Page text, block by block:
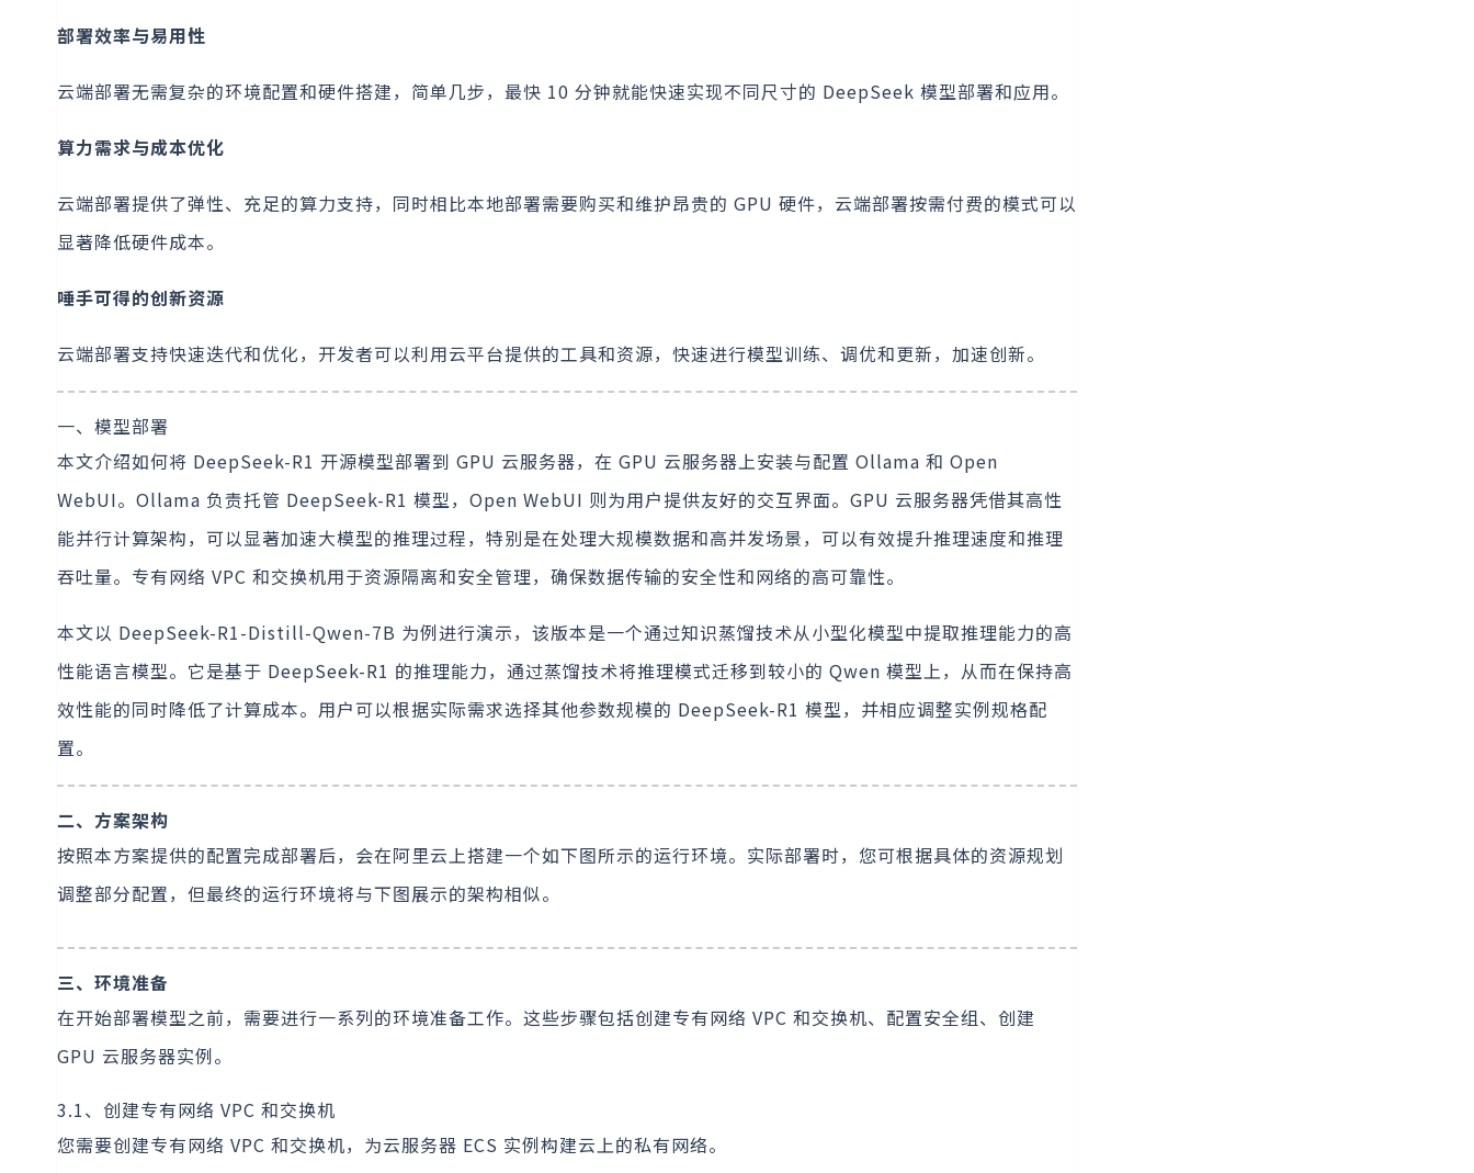
部署效率与易用性
云端部署无需复杂的环境配置和硬件搭建，简单几步，最快 10 分钟就能快速实现不同尺寸的 DeepSeek 模型部署和应用。
算力需求与成本优化
云端部署提供了弹性、充足的算力支持，同时相比本地部署需要购买和维护昂贵的 GPU 硬件，云端部署按需付费的模式可以
显著降低硬件成本。
唾手可得的创新资源
云端部署支持快速迭代和优化，开发者可以利用云平台提供的工具和资源，快速进行模型训练、调优和更新，加速创新。
一、模型部署
本文介绍如何将 DeepSeek-R1 开源模型部署到 GPU 云服务器，在 GPU 云服务器上安装与配置 Ollama 和 Open
WebUI。Ollama 负责托管 DeepSeek-R1 模型，Open WebUI 则为用户提供友好的交互界面。GPU 云服务器凭借其高性
能并行计算架构，可以显著加速大模型的推理过程，特别是在处理大规模数据和高并发场景，可以有效提升推理速度和推理
吞吐量。专有网络 VPC 和交换机用于资源隔离和安全管理，确保数据传输的安全性和网络的高可靠性。
本文以 DeepSeek-R1-Distill-Qwen-7B 为例进行演示，该版本是一个通过知识蒸馏技术从小型化模型中提取推理能力的高
性能语言模型。它是基于 DeepSeek-R1 的推理能力，通过蒸馏技术将推理模式迁移到较小的 Qwen 模型上，从而在保持高
效性能的同时降低了计算成本。用户可以根据实际需求选择其他参数规模的 DeepSeek-R1 模型，并相应调整实例规格配
置。
二、方案架构
按照本方案提供的配置完成部署后，会在阿里云上搭建一个如下图所示的运行环境。实际部署时，您可根据具体的资源规划
调整部分配置，但最终的运行环境将与下图展示的架构相似。
三、环境准备
在开始部署模型之前，需要进行一系列的环境准备工作。这些步骤包括创建专有网络 VPC 和交换机、配置安全组、创建
GPU 云服务器实例。
3.1、创建专有网络 VPC 和交换机
您需要创建专有网络 VPC 和交换机，为云服务器 ECS 实例构建云上的私有网络。